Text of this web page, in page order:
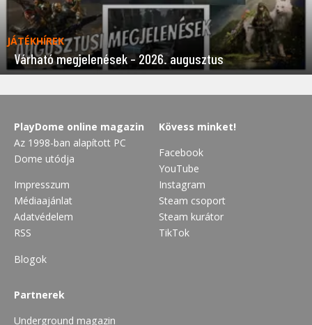
JÁTÉKHÍREK
Várható megjelenések – 2026. augusztus
PlayDome online magazin
Az 1998-ban alapított PC
Dome utódja
Impresszum
Médiaajánlat
Adatvédelem
RSS
Blogok
Kövess minket!
Facebook
YouTube
Instagram
Steam csoport
Steam kurátor
TikTok
Partnerek
Underground magazin